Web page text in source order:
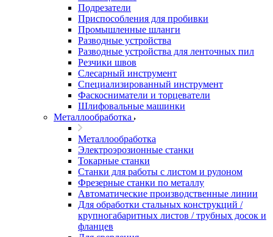
Подрезатели
Приспособления для пробивки
Промышленные шланги
Разводные устройства
Разводные устройства для ленточных пил
Резчики швов
Слесарный инструмент
Специализированный инструмент
Фаскосниматели и торцеватели
Шлифовальные машинки
Металлообработка
Металлообработка
Электроэрозионные станки
Токарные станки
Станки для работы с листом и рулоном
Фрезерные станки по металлу
Автоматические производственные линии
Для обработки стальных конструкций /
крупногабаритных листов / трубных досок и
фланцев